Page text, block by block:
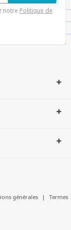
notre Politique de
générales |
Termes